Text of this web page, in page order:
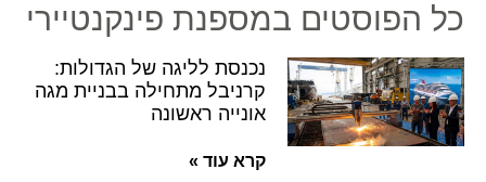
כל הפוסטים במספנת פינקנטיירי
נכנסת לליגה של הגדולות:
קרניבל מתחילה בבניית מגה
אונייה ראשונה
קרא עוד »